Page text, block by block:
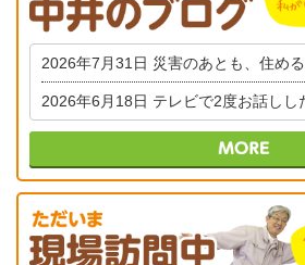
2026年7月31日 災害のあとも、住め
2026年6月18日 テレビで2度お話しし